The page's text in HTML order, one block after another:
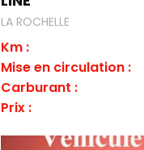
LA ROCHELLE
Km :
Mise en circulation :
Carburant :
Prix :